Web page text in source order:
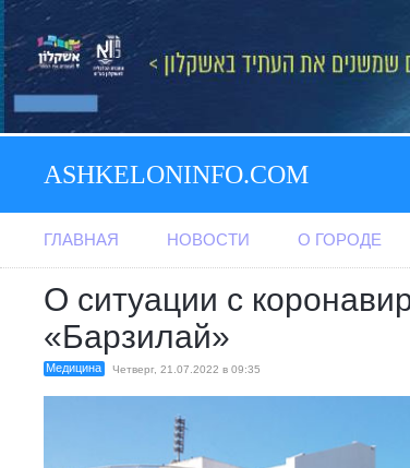
ASHKELONINFO.COM
ГЛАВНАЯ НОВОСТИ О ГОРОДЕ
О ситуации с
«Барзилай»
Медицина Четверг, 21.07.2022 в 09:35